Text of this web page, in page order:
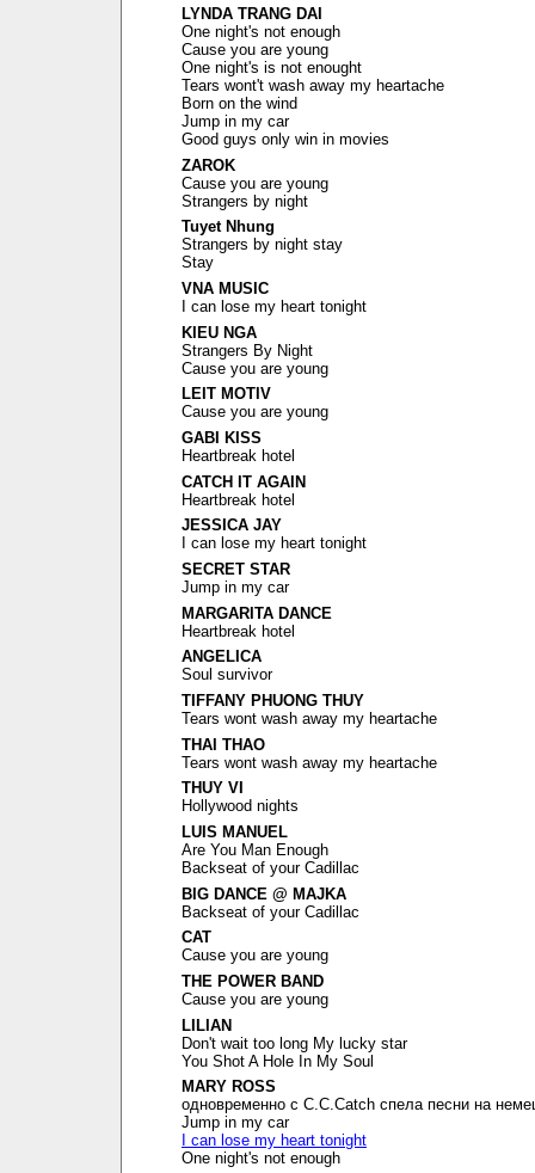
LYNDA TRANG DAI
One night's not enough
Cause you are young
One night's is not enought
Tears wont't wash away my heartache
Born on the wind
Jump in my car
Good guys only win in movies
ZAROK
Cause you are young
Strangers by night
Tuyet Nhung
Strangers by night stay
Stay
VNA MUSIC
I can lose my heart tonight
KIEU NGA
Strangers By Night
Cause you are young
LEIT MOTIV
Cause you are young
GABI KISS
Heartbreak hotel
CATCH IT AGAIN
Heartbreak hotel
JESSICA JAY
I can lose my heart tonight
SECRET STAR
Jump in my car
MARGARITA DANCE
Heartbreak hotel
ANGELICA
Soul survivor
TIFFANY PHUONG THUY
Tears wont wash away my heartache
THAI THAO
Tears wont wash away my heartache
THUY VI
Hollywood nights
LUIS MANUEL
Are You Man Enough
Backseat of your Cadillac
BIG DANCE @ MAJKA
Backseat of your Cadillac
CAT
Cause you are young
THE POWER BAND
Cause you are young
LILIAN
Don't wait too long My lucky star
You Shot A Hole In My Soul
MARY ROSS
одновременно с C.C.Catch спела песни на
Jump in my car
I can lose my heart tonight
One night's not enough